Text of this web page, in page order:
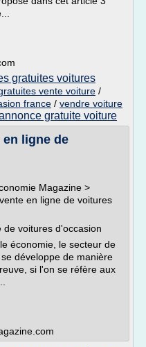
gratuites voitures
vente voiture /
france / vendre voiture
gratuite voiture
en ligne de
Magazine >
en ligne de voitures
de voitures d'occasion
économie, le secteur de
développe de manière
si l'on se réfère aux